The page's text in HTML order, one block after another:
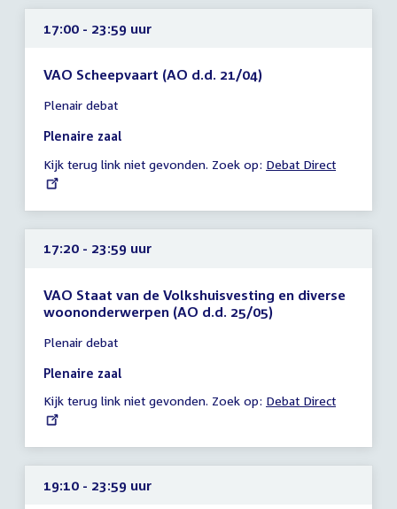
17:00 - 23:59 uur
VAO Scheepvaart (AO d.d. 21/04)
vergadering
17:00
23:59
uur
Plenair debat
Plenaire zaal
Kijk terug link niet gevonden. Zoek op: External
Debat Direct
17:20 - 23:59 uur
VAO Staat van de Volkshuisvesting en diverse
woononderwerpen (AO d.d. 25/05)
vergadering
17:20
23:59
uur
Plenair debat
Plenaire zaal
Kijk terug link niet gevonden. Zoek op: External
Debat Direct
19:10 - 23:59 uur